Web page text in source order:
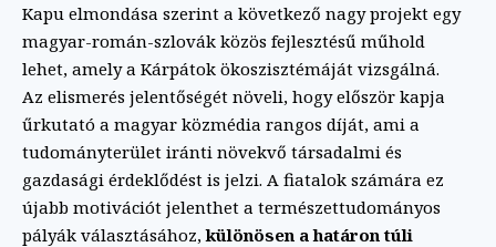
Kapu elmondása szerint a következő nagy projekt egy
magyar-román-szlovák közös fejlesztésű műhold
lehet, amely a Kárpátok ökoszisztémáját vizsgálná.
Az elismerés jelentőségét növeli, hogy először kapja
űrkutató a magyar közmédia rangos díját, ami a
tudományterület iránti növekvő társadalmi és
gazdasági érdeklődést is jelzi. A fiatalok számára ez
újabb motivációt jelenthet a természettudományos
pályák választásához,különösen a határon túli